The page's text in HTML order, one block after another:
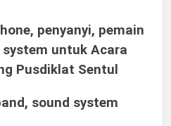
penyanyi, pemain
system untuk Acara
Pusdiklat Sentul
sound system